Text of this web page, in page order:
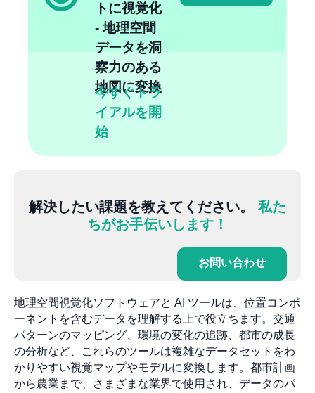
トに視覚化
- 地理空間
データを洞
察力のある
地図に変換
今すぐトラ
イアルを開
始
解決したい課題を教えてください。 私た
ちがお手伝いします！
お問い合わせ
地理空間視覚化ソフトウェアと AI ツールは、位置コンポ
ーネントを含むデータを理解する上で役立ちます。交通
パターンのマッピング、環境の変化の追跡、都市の成長
の分析など、これらのツールは複雑なデータセットをわ
かりやすい視覚マップやモデルに変換します。都市計画
から農業まで、さまざまな業界で使用され、データのパ